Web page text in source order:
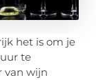
het is om je
te
van wijn